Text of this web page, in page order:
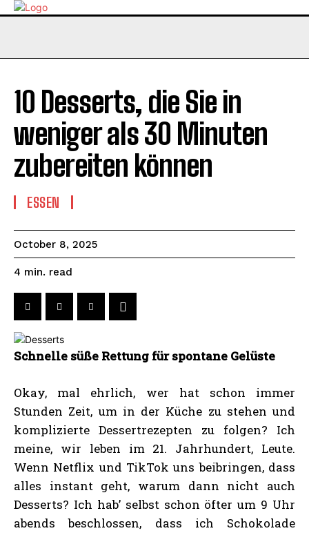
10 Desserts, die Sie in
weniger als 30 Minuten
zubereiten können
ESSEN
October 8, 2025
4 min. read
Schnelle süße Rettung für spontane Gelüste
Okay, mal ehrlich, wer hat schon immer
Stunden Zeit, um in der Küche zu stehen und
komplizierte Dessertrezepten zu folgen? Ich
meine, wir leben im 21. Jahrhundert, Leute.
Wenn Netflix und TikTok uns beibringen, dass
alles instant geht, warum dann nicht auch
Desserts? Ich hab’ selbst schon öfter um 9 Uhr
abends beschlossen, dass ich Schokolade